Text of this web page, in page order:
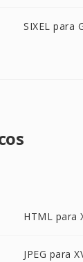
SIXEL para
HTML para
JPEG para